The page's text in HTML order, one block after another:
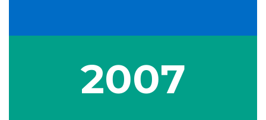
2007